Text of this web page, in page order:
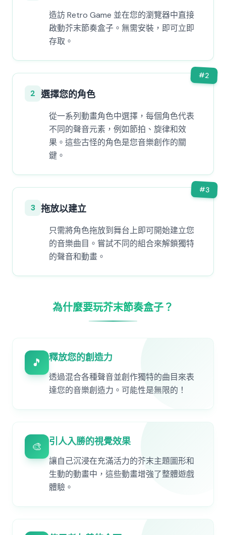
造訪 Retro Game 並在您的瀏覽器中直接
啟動芥末節奏盒子。無需安裝，即可立即
存取。
#2
2 選擇您的角色
從一系列動畫角色中選擇，每個角色代表
不同的聲音元素，例如節拍、旋律和效
果。這些古怪的角色是您音樂創作的關
鍵。
#3
3 拖放以建立
只需將角色拖放到舞台上即可開始建立您
的音樂曲目。嘗試不同的組合來解鎖獨特
的聲音和動畫。
為什麼要玩芥末節奏盒子？
🎵 釋放您的創造力
透過混合各種聲音並創作獨特的曲目來表
達您的音樂創造力。可能性是無限的！
🎨 引人入勝的視覺效果
讓自己沉浸在充滿活力的芥末主題圖形和
生動的動畫中，這些動畫增強了整體遊戲
體驗。